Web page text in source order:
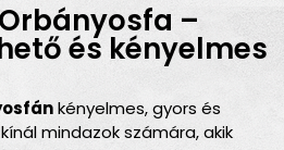
–
és kényelmes
kényelmes, gyors és
mindazok számára, akik